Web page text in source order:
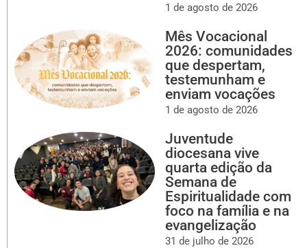
1 de agosto de 2026
Mês Vocacional
2026: comunidades
que despertam,
testemunham e
enviam vocações
1 de agosto de 2026
Juventude
diocesana vive
quarta edição da
Semana de
Espiritualidade com
foco na família e na
evangelização
31 de julho de 2026